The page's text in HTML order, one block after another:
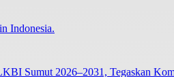
Indonesia.
Sumut 2026–2031, Tegaskan